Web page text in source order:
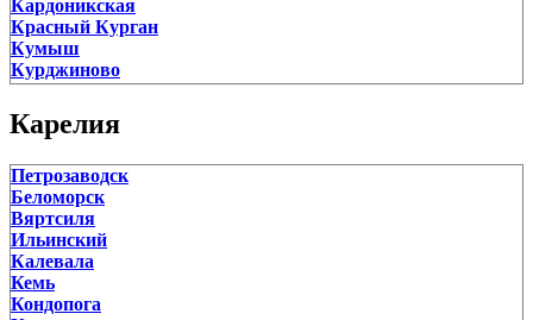
Кардоникская
Красный Курган
Кумыш
Курджиново
Медногорский
Орджоникидзевский
Первомайское
Псыж
Сары-Тюз
Сторожевая
Теберда
Терезе
Усть-Джегута
Учкекен
Карелия
Петрозаводск
Беломорск
Вяртсиля
Ильинский
Калевала
Кемь
Кондопога